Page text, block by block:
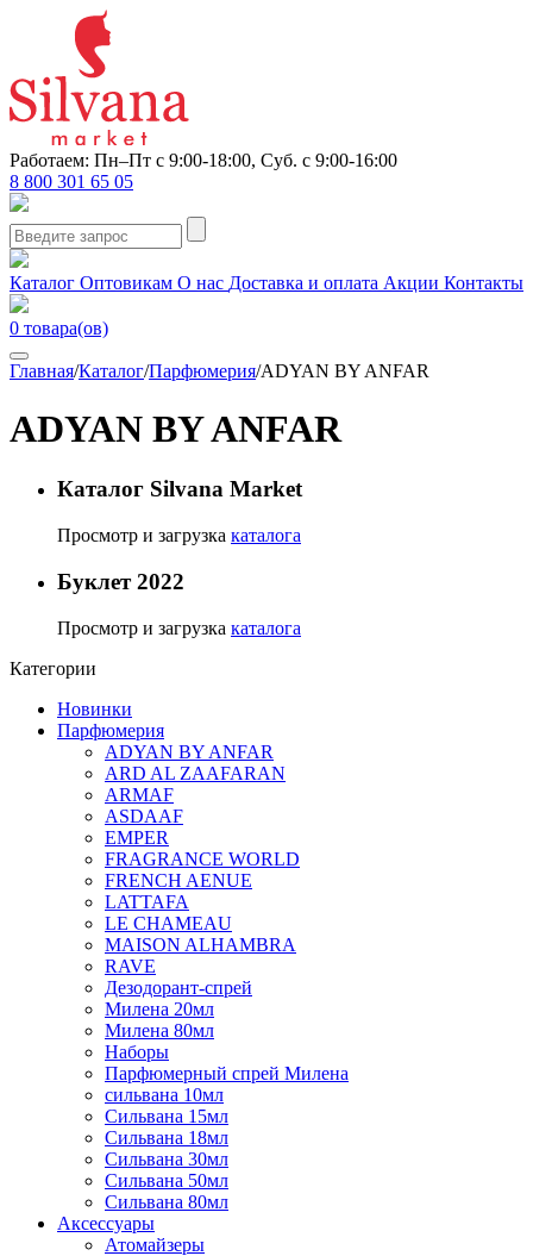
Работаем: Пн–Пт с 9:00-18:00, Суб. с 9:00-16:00
8 800 301 65 05
Каталог Оптовикам О нас Доставка и оплата Акции Контакты
0 товара(ов)
Главная/Каталог/Парфюмерия/ADYAN BY ANFAR
ADYAN BY ANFAR
Каталог Silvana Market
Просмотр и загрузка каталога
Буклет 2022
Просмотр и загрузка каталога
Категории
Новинки
Парфюмерия
ADYAN BY ANFAR
ARD AL ZAAFARAN
ARMAF
ASDAAF
EMPER
FRAGRANCE WORLD
FRENCH AENUE
LATTAFA
LE CHAMEAU
MAISON ALHAMBRA
RAVE
Дезодорант-спрей
Милена 20мл
Милена 80мл
Наборы
Парфюмерный спрей Милена
сильвана 10мл
Сильвана 15мл
Сильвана 18мл
Сильвана 30мл
Сильвана 50мл
Сильвана 80мл
Аксессуары
Атомайзеры